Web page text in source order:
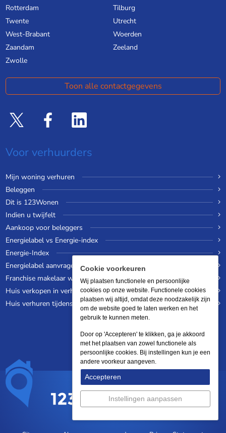
Rotterdam
Tilburg
Twente
Utrecht
West-Brabant
Woerden
Zaandam
Zeeland
Zwolle
Toon alle contactgegevens
Voor verhuurders
Mijn woning verhuren
Beleggen
Dit is 123Wonen
Indien u twijfelt
Aankoop voor beleggers
Energielabel vs Energie-index
Energie-Index
Energielabel aanvragen
Franchise makelaar worden
Huis verkopen in verhuurde staat
Huis verhuren tijdens een wereldreis
Cookie voorkeuren
Wij plaatsen functionele en persoonlijke
cookies op onze website. Functionele cookies
plaatsen wij altijd, omdat deze noodzakelijk zijn
om de website goed te laten werken en het
gebruik te kunnen meten.
Door op 'Accepteren' te klikken, ga je akkoord
met het plaatsen van zowel functionele als
persoonlijke cookies. Bij instellingen kun je een
andere voorkeur aangeven.
Accepteren
Instellingen aanpassen